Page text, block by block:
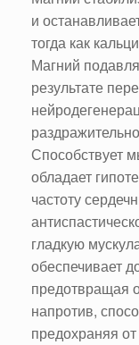
и
тогда как
Магний
результате
Способствует
обладает
частоту
гладкую
обеспечивает
предотвращая
напротив,
предохраняя